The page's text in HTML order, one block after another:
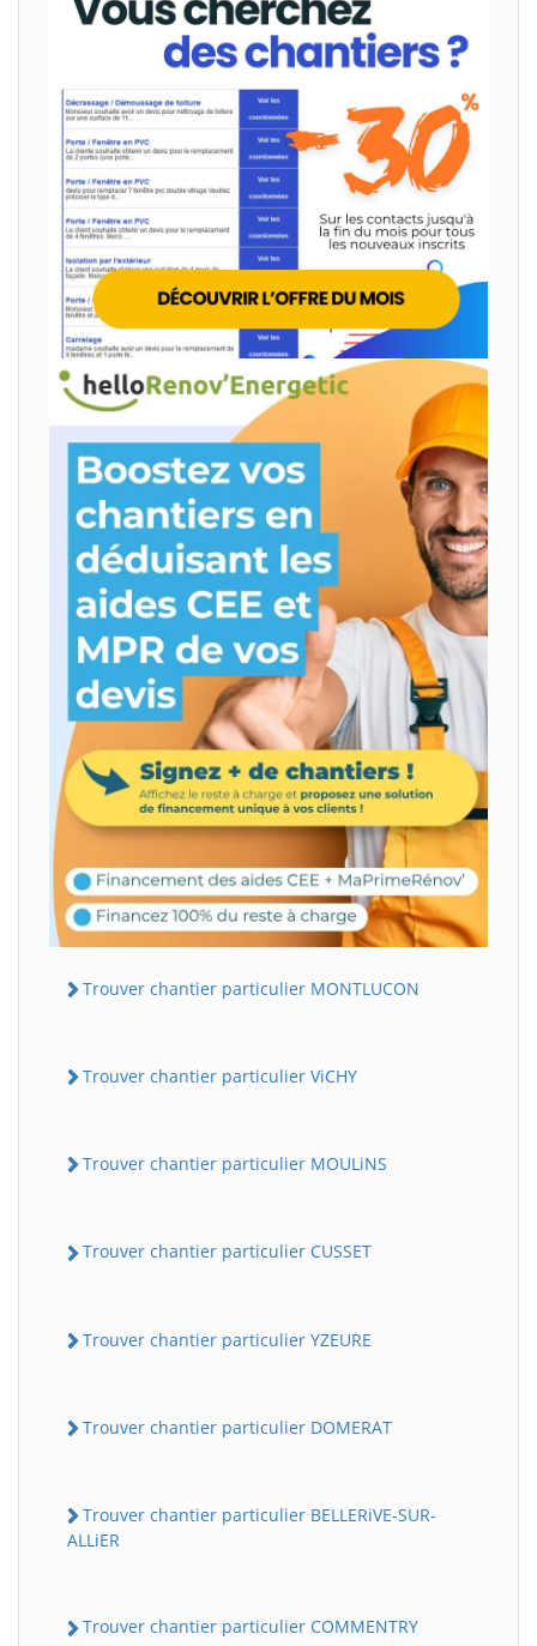
Trouver chantier particulier MONTLUCON
Trouver chantier particulier ViCHY
Trouver chantier particulier MOULiNS
Trouver chantier particulier CUSSET
Trouver chantier particulier YZEURE
Trouver chantier particulier DOMERAT
Trouver chantier particulier BELLERiVE-SUR-
ALLiER
Trouver chantier particulier COMMENTRY